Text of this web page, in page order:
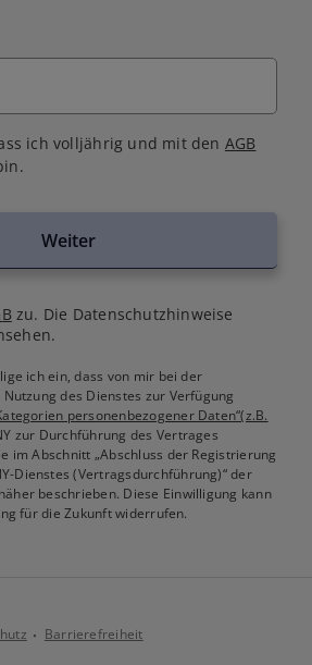
ich volljährig und mit den AGB
Weiter
zu. Die Datenschutzhinweise
ich ein, dass von mir bei der
des Dienstes zur Verfügung
personenbezogener Daten“(z.B.
zur Durchführung des Vertrages
im Abschnitt „Abschluss der Registrierung
Dienstes (Vertragsdurchführung)“ der
näher beschrieben. Diese Einwilligung kann
für die Zukunft widerrufen.
Barrierefreiheit